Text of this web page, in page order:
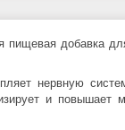
пищевая добавка
нервную
и повышает